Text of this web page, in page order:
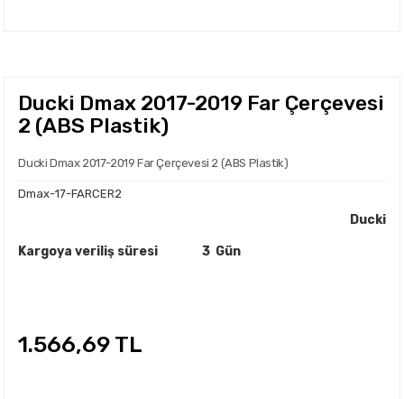
Ducki Dmax 2017-2019 Far Çerçevesi
2 (ABS Plastik)
Ducki Dmax 2017-2019 Far Çerçevesi 2 (ABS Plastik)
Dmax-17-FARCER2
Ducki
Kargoya veriliş süresi 3 Gün
1.566,69 TL